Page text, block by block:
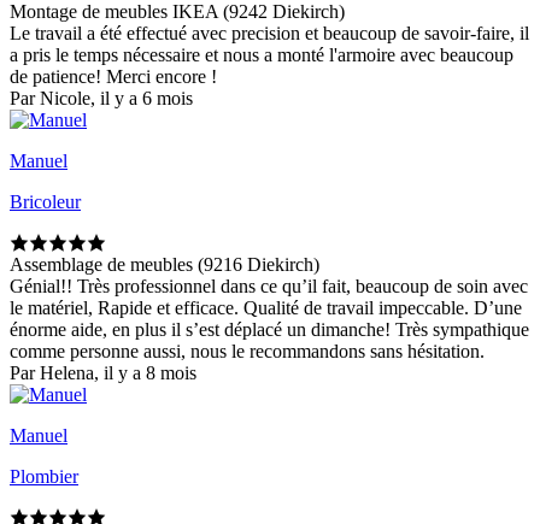
Montage de meubles IKEA (9242 Diekirch)
Le travail a été effectué avec precision et beaucoup de savoir-faire, il
a pris le temps nécessaire et nous a monté l'armoire avec beaucoup
de patience! Merci encore !
Par Nicole, il y a 6 mois
Manuel
Bricoleur
Assemblage de meubles (9216 Diekirch)
Génial!! Très professionnel dans ce qu’il fait, beaucoup de soin avec
le matériel, Rapide et efficace. Qualité de travail impeccable. D’une
énorme aide, en plus il s’est déplacé un dimanche! Très sympathique
comme personne aussi, nous le recommandons sans hésitation.
Par Helena, il y a 8 mois
Manuel
Plombier